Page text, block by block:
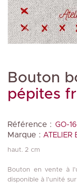
Bouton
pépites
Référence : GO-
Marque :
haut. 2 cm
Bouton en vente à
disponible à l'unité